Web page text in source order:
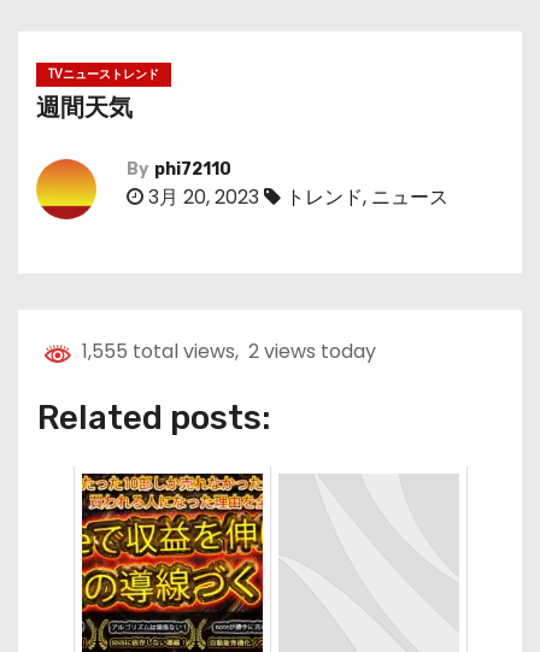
TVニューストレンド
週間天気
By phi72110
3月 20, 2023 トレンド, ニュース
1,555 total views, 2 views today
Related posts: